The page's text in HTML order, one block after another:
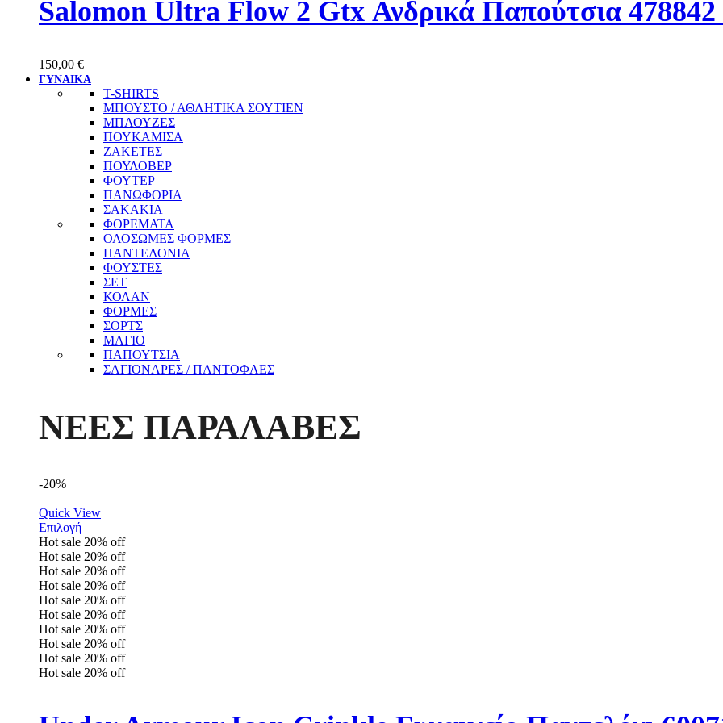
Salomon Ultra Flow 2 Gtx Ανδρικά Παπούτσια 478842
150,00 €
ΓΥΝΑΙΚΑ
T-SHIRTS
ΜΠΟΥΣΤΟ / ΑΘΛΗΤΙΚΑ ΣΟΥΤΙΕΝ
ΜΠΛΟΥΖΕΣ
ΠΟΥΚΑΜΙΣΑ
ΖΑΚΕΤΕΣ
ΠΟΥΛΟΒΕΡ
ΦΟΥΤΕΡ
ΠΑΝΩΦΟΡΙΑ
ΣΑΚΑΚΙΑ
ΦΟΡΕΜΑΤΑ
ΟΛΟΣΩΜΕΣ ΦΟΡΜΕΣ
ΠΑΝΤΕΛΟΝΙΑ
ΦΟΥΣΤΕΣ
ΣΕΤ
ΚΟΛΑΝ
ΦΟΡΜΕΣ
ΣΟΡΤΣ
ΜΑΓΙΟ
ΠΑΠΟΥΤΣΙΑ
ΣΑΓΙΟΝΑΡΕΣ / ΠΑΝΤΟΦΛΕΣ
ΝΕΕΣ ΠΑΡΑΛΑΒΕΣ
-20%
Quick View
Επιλογή
Hot sale 20% off
Hot sale 20% off
Hot sale 20% off
Hot sale 20% off
Hot sale 20% off
Hot sale 20% off
Hot sale 20% off
Hot sale 20% off
Hot sale 20% off
Hot sale 20% off